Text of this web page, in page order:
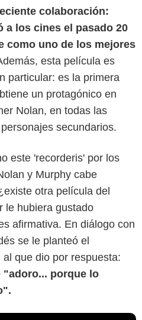
colaboración:
a los cines el pasado 20
como uno de los mejores
esta película es
particular: es la primera
un protagónico en
Nolan, en todas las
secundarios.
este 'recorderis' por los
y Murphy cabe
otra película del
le hubiera gustado
afirmativa. En diálogo con
se le planteó el
que dio por respuesta:
porque lo